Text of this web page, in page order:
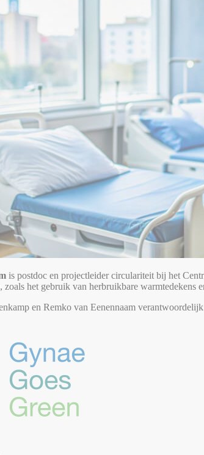
is postdoc en projectleider circulariteit bij het
zoals het gebruik van herbruikbare
en Remko van Eenennaam